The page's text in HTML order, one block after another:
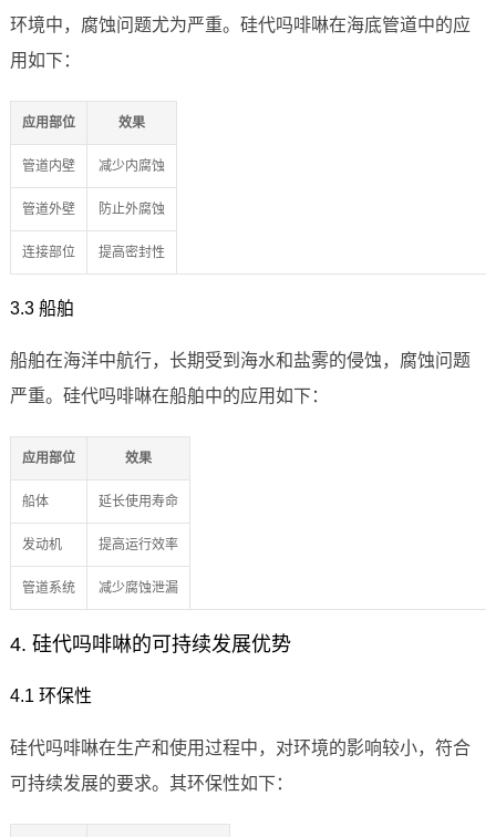
环境中，腐蚀问题尤为严重。硅代吗啡啉在海底管道中的应
用如下：
应用部位 效果
管道内壁 减少内腐蚀
管道外壁 防止外腐蚀
连接部位 提高密封性
3.3 船舶
船舶在海洋中航行，长期受到海水和盐雾的侵蚀，腐蚀问题
严重。硅代吗啡啉在船舶中的应用如下：
应用部位 效果
船体 延长使用寿命
发动机 提高运行效率
管道系统 减少腐蚀泄漏
4. 硅代吗啡啉的可持续发展优势
4.1 环保性
硅代吗啡啉在生产和使用过程中，对环境的影响较小，符合
可持续发展的要求。其环保性如下：